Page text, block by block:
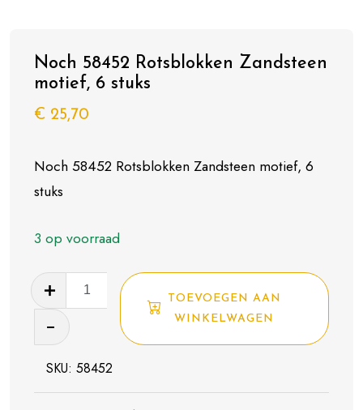
Noch 58452 Rotsblokken Zandsteen
motief, 6 stuks
€ 25,70
Noch 58452 Rotsblokken Zandsteen motief, 6
stuks
3 op voorraad
Noch
58452
Rotsblokken
Zandsteen
motief,
6
TOEVOEGEN AAN
WINKELWAGEN
SKU: 58452